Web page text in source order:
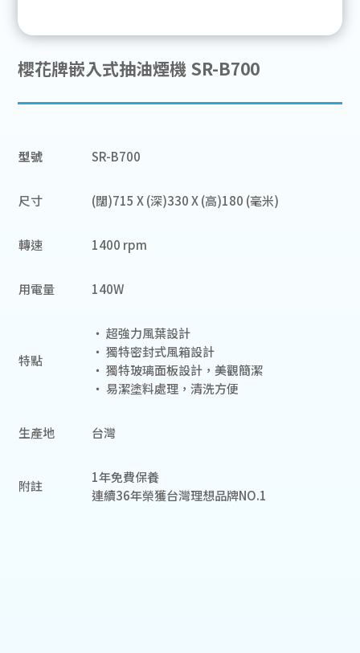
櫻花牌嵌入式抽油煙機 SR-B700
型號 SR-B700
尺寸 (闊)715 X (深)330 X (高)180 (毫米)
轉速 1400 rpm
用電量 140W
特點
‧ 超強力風葉設計
‧ 獨特密封式風箱設計
‧ 獨特玻璃面板設計，美觀簡潔
‧ 易潔塗料處理，清洗方便
生產地 台灣
附註
1年免費保養
連續36年榮獲台灣理想品牌NO.1